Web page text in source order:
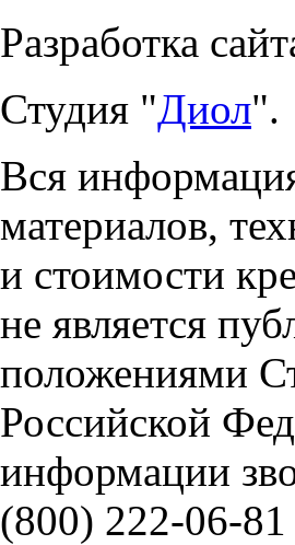
Разработка
Студия "Диол".
Вся
материалов,
и стоимости
не является
положениями
Российской
информации
(800) 222-06-81